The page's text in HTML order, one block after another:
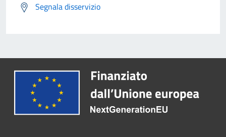
Segnala disservizio